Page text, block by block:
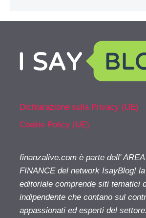
Dichiarazione sulla Privacy (UE)
Cookie Policy (UE)
finanzalive.com è parte dell'
FINANCE del network IsayBlog!
editoriale comprende siti tematici
indipendente che contano sul
appassionati ed esperti del settore.